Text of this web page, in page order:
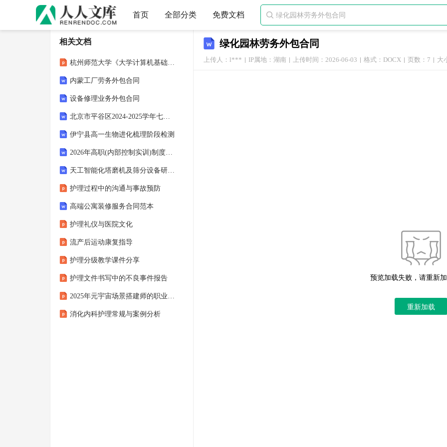
首页 全部分类 免费文档 
绿化园林劳务外包合同
上传人：l*** IP属地：湖南 上传时间：2026-06-03 格式：DOCX 页数：7 大
预览加载失败，请重新
重新加载
相关文档
杭州师范大学《大学计算机基础》课件-第9章数据库概述
内蒙工厂劳务外包合同
设备修理业务外包合同
北京市平谷区2024-2025学年七年级上学期语文期末试卷（含答案）
伊宁县高一生物进化梳理阶段检测
2026年高职(内部控制实训)制度设计阶段测试试题及答案
天工智能化塔磨机及筛分设备研发制造基地项目可行性研究报告模板-立项申报用
护理过程中的沟通与事故预防
高端公寓装修服务合同范本
护理礼仪与医院文化
流产后运动康复指导
护理分级教学课件分享
护理文件书写中的不良事件报告
2025年元宇宙场景搭建师的职业转型准备策略
消化内科护理常规与案例分析